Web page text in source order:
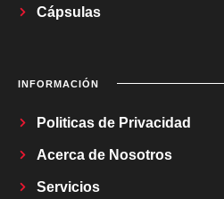
Cápsulas
INFORMACIÓN
Politicas de Privacidad
Acerca de Nosotros
Servicios